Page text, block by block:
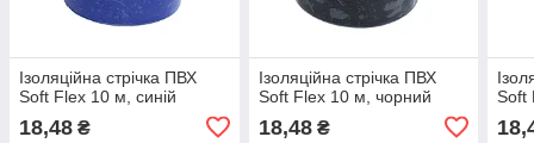
Ізоляційна стрічка ПВХ
Soft Flex 10 м, синій
18,48 ₴
Ізоляційна стрічка ПВХ
Soft Flex 10 м, чорний
18,48₴
Soft